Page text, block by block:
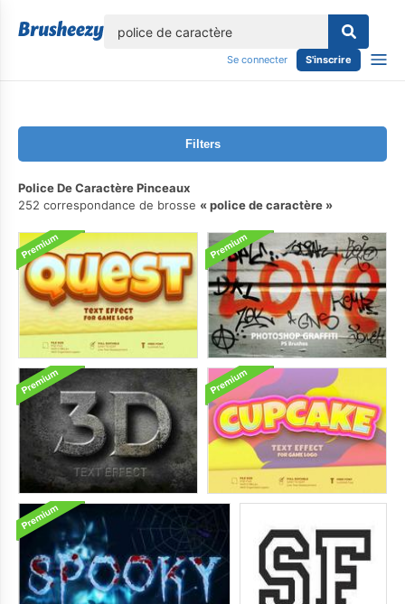
Se connecter S'inscrire
Filters
Police De Caractère Pinceaux
252 correspondance de brosse
police de caractère